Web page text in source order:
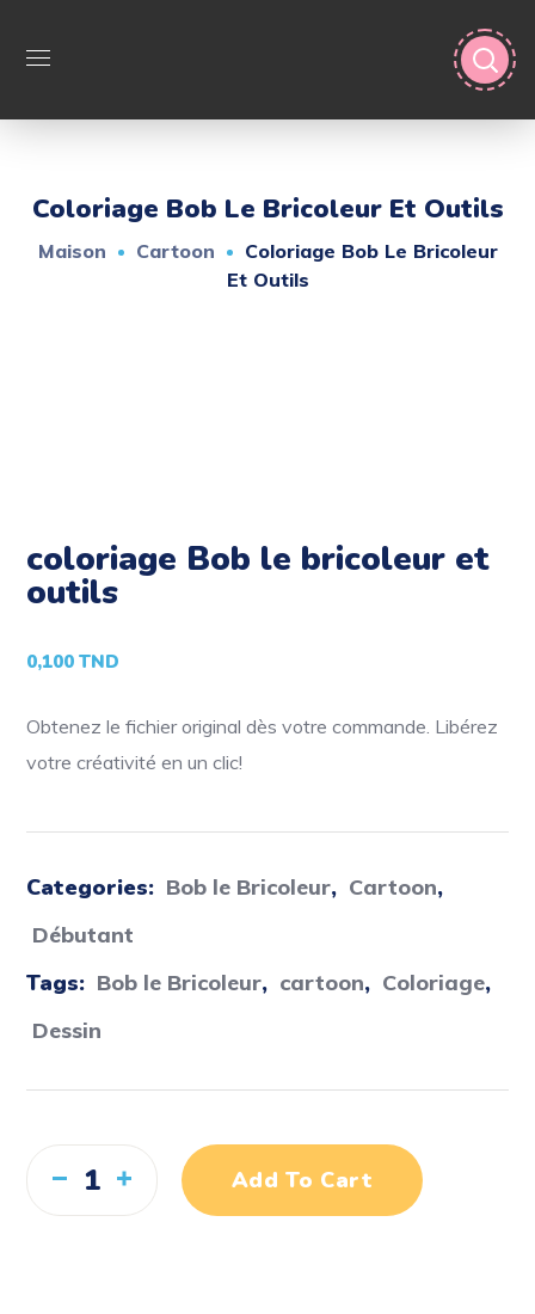
Coloriage Bob Le Bricoleur Et Outils
Maison Cartoon
Coloriage Bob Le Bricoleur
Et Outils
coloriage Bob le bricoleur et
outils
0,100TND
Obtenez le fichier original dès votre commande. Libérez
votre créativité en un clic!
Categories: Bob le Bricoleur, Cartoon,
Débutant
Tags: Bob le Bricoleur, cartoon, Coloriage,
Dessin
Add To Cart